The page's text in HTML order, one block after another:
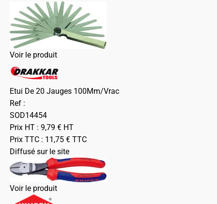
Voir le produit
Etui De 20 Jauges 100Mm/Vrac
Ref :
SOD14454
Prix HT : 9,79 € HT
Prix TTC : 11,75 € TTC
Diffusé sur le site
Voir le produit